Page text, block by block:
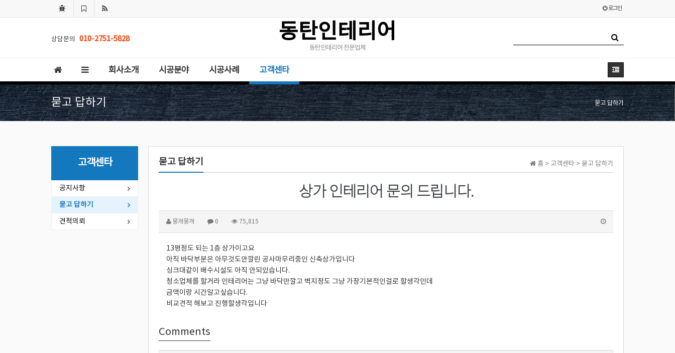
로그인
상담문의 010-2751-5828 동탄인테리어
동탄인테리어 전문업체
회사소개 시공분야 시공사례 고객센타
묻고 답하기 묻고 답하기
홈 > 고객센타 > 묻고 답하기
묻고 답하기
상가 인테리어 문의 드립니다.
뭉개뭉개 0 75,815
13평정도 되는 1층 상가이고요
아직 바닥부분은 아무것도안깔린 공사마무리중인 신축상가입니다
싱크대같이 배수시설도 아직 안되있습니다.
청소업체를 할거라 인테리어는 그냥 바닥만깔고 벽지정도 그냥 가장기본적인걸로 할생각인데
금액이랑 시간알고싶습니다.
비교견적 해보고 진행할생각입니다
Comments
고객센타
공지사항
묻고 답하기
견적의뢰